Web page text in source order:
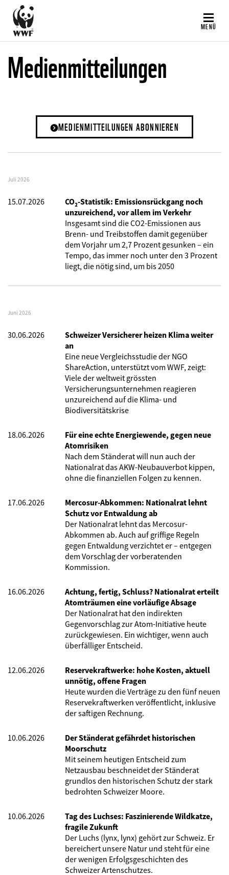
Direkt
zum
Inhalt
MENÜ
Medienmitteilungen
MEDIENMITTEILUNGEN ABONNIEREN
Juli 2026
15.07.2026
CO₂-Statistik: Emissionsrückgang noch
unzureichend, vor allem im Verkehr
Insgesamt sind die CO2-Emissionen aus
Brenn- und Treibstoffen damit gegenüber
dem Vorjahr um 2,7 Prozent gesunken – ein
Tempo, das immer noch unter den 3 Prozent
liegt, die nötig sind, um bis 2050
Juni 2026
30.06.2026
Schweizer Versicherer heizen Klima weiter
an
Eine neue Vergleichsstudie der NGO
ShareAction, unterstützt vom WWF, zeigt:
Viele der weltweit grössten
Versicherungsunternehmen reagieren
unzureichend auf die Klima- und
Biodiversitätskrise
18.06.2026
Für eine echte Energiewende, gegen neue
Atomrisiken
Nach dem Ständerat will nun auch der
Nationalrat das AKW-Neubauverbot kippen,
ohne die finanziellen Folgen zu kennen.
17.06.2026
Mercosur-Abkommen: Nationalrat lehnt
Schutz vor Entwaldung ab
Der Nationalrat lehnt das Mercosur-
Abkommen ab. Auch auf griffige Regeln
gegen Entwaldung verzichtet er – entgegen
dem Vorschlag der vorberatenden
Kommission.
16.06.2026
Achtung, fertig, Schluss? Nationalrat erteilt
Atomträumen eine vorläufige Absage
Der Nationalrat hat den indirekten
Gegenvorschlag zur Atom-Initiative heute
zurückgewiesen. Ein wichtiger, wenn auch
überfälliger Entscheid.
12.06.2026
Reservekraftwerke: hohe Kosten, aktuell
unnötig, offene Fragen
Heute wurden die Verträge zu den fünf neuen
Reservekraftwerken veröffentlicht, inklusive
der saftigen Rechnung.
10.06.2026
Der Ständerat gefährdet historischen
Moorschutz
Mit seinem heutigen Entscheid zum
Netzausbau beschneidet der Ständerat
grundlos den historischen Schutz der stark
bedrohten Schweizer Moore.
10.06.2026
Tag des Luchses: Faszinierende Wildkatze,
fragile Zukunft
Der Luchs (lynx, lynx) gehört zur Schweiz. Er
bereichert unsere Natur und steht für eine
der wenigen Erfolgsgeschichten des
Schweizer Artenschutzes.